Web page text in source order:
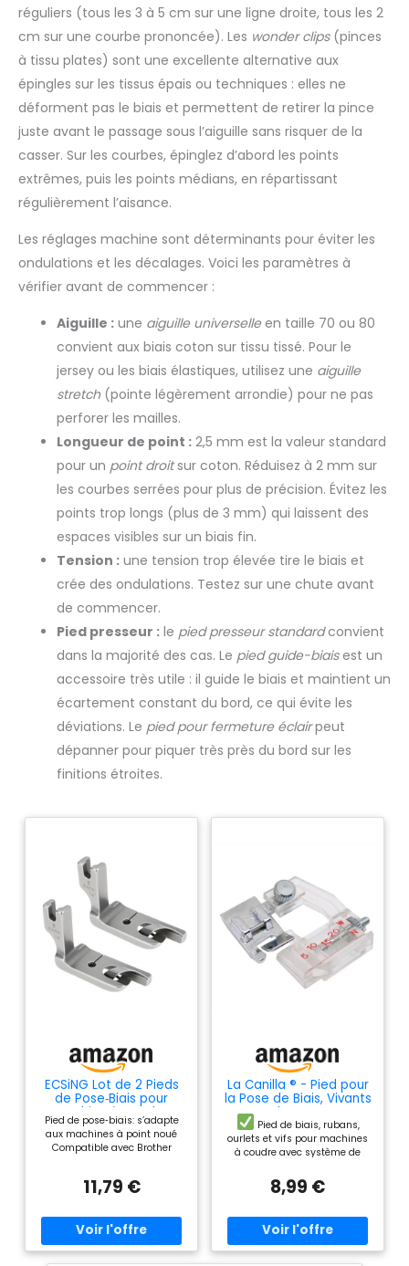
réguliers (tous les 3 à 5 cm sur une ligne droite, tous les 2
cm sur une courbe prononcée). Les wonder clips(pinces
à tissu plates) sont une excellente alternative aux
épingles sur les tissus épais ou techniques : elles ne
déforment pas le biais et permettent de retirer la pince
juste avant le passage sous l’aiguille sans risquer de la
casser. Sur les courbes, épinglez d’abord les points
extrêmes, puis les points médians, en répartissant
régulièrement l’aisance.
Les réglages machine sont déterminants pour éviter les
ondulations et les décalages. Voici les paramètres à
vérifier avant de commencer :
Aiguille : une aiguille universelleen taille 70 ou 80
convient aux biais coton sur tissu tissé. Pour le
jersey ou les biais élastiques, utilisez une aiguille
stretch(pointe légèrement arrondie) pour ne pas
perforer les mailles.
Longueur de point : 2,5 mm est la valeur standard
pour un point droitsur coton. Réduisez à 2 mm sur
les courbes serrées pour plus de précision. Évitez les
points trop longs (plus de 3 mm) qui laissent des
espaces visibles sur un biais fin.
Tension : une tension trop élevée tire le biais et
crée des ondulations. Testez sur une chute avant
de commencer.
Pied presseur : le pied presseur standardconvient
dans la majorité des cas. Le pied guide-biaisest un
accessoire très utile : il guide le biais et maintient un
écartement constant du bord, ce qui évite les
déviations. Le pied pour fermeture éclairpeut
dépanner pour piquer très près du bord sur les
finitions étroites.
ECSiNG Lot de 2 Pieds
de Pose‑Biais pour
Machine à Coudre
Industrielle 6,4 mm 1/4"
Compatible avec
Brother Compatible
Pied de pose‑biais: s’adapte
aux machines à point noué
Compatible avec Brother
6,4 mm pour ruban 1/4" et
pour biais: canal 6,4 mm qui
aligne ruban et tissu pour
réduire les déviations; acier
poli pour un entraînement
11,79 €
La Canilla ® - Pied pour
la Pose de Biais, Vivants
et Ourlets Snap-on
pour Machines à
Coudre Alfa Singer
Brother Juki Lidl et Plus
Pied de biais, rubans,
ourlets et vifs pour machines
à coudre avec système de
virage réglable de 5 à 20 mm.
machines à coudre à tige
basse avec système Snap-On
comme Alfa, Singer, Juki,
Brother, AEG, Silvercrest,
8,99 €